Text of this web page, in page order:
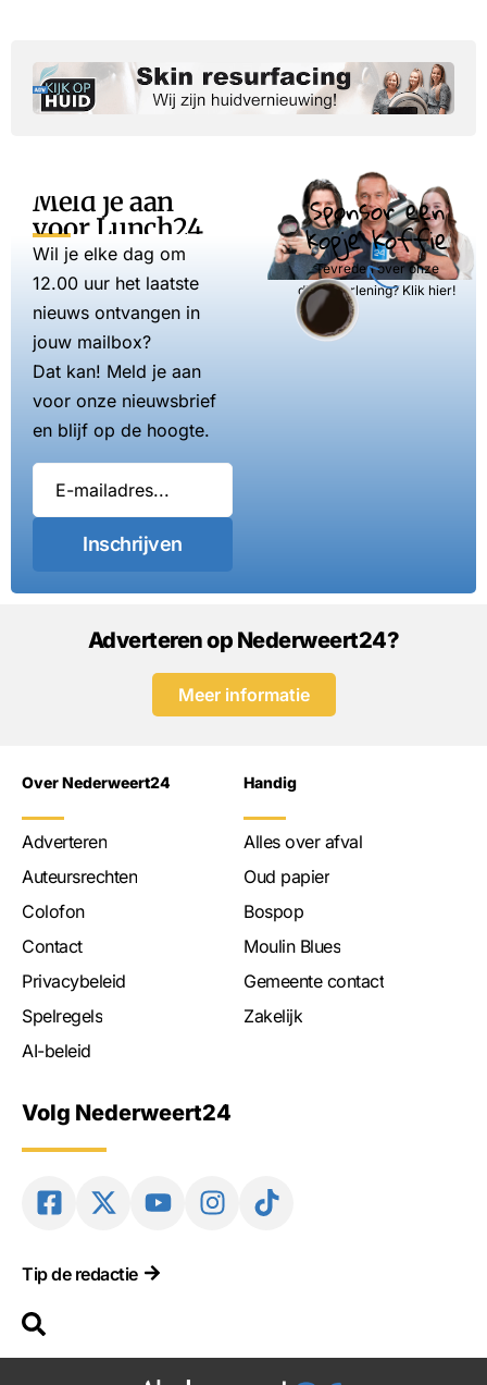
Meld je aan
voor Lunch24
Wil je elke dag om
12.00 uur het laatste
nieuws ontvangen in
jouw mailbox?
Dat kan! Meld je aan
voor onze nieuwsbrief
en blijf op de hoogte.
Inschrijven
Sponsor een
kopje koffie
Tevreden over onze
dienstverlening? Klik hier!
Adverteren op Nederweert24?
Meer informatie
Over Nederweert24
Adverteren
Auteursrechten
Colofon
Contact
Privacybeleid
Spelregels
AI-beleid
Handig
Alles over afval
Oud papier
Bospop
Moulin Blues
Gemeente contact
Zakelijk
Volg Nederweert24
Tip de redactie